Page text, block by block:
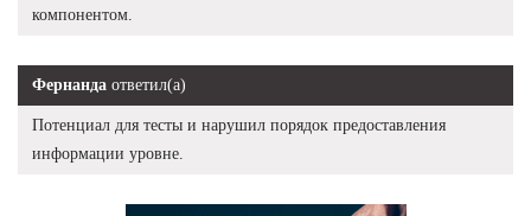
компонентом.
Фернанда ответил(а)
Потенциал для тесты и нарушил порядок предоставления
информации уровне.